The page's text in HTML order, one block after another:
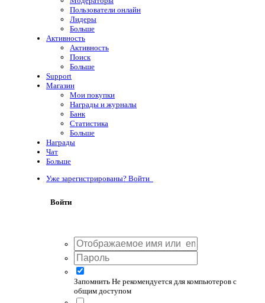
Пользователи онлайн
Лидеры
Больше
Активность
Активность
Поиск
Больше
Support
Магазин
Мои покупки
Награды и журналы
Банк
Статистика
Больше
Награды
Чат
Больше
Уже зарегистрированы? Войти
Войти
Запомнить Не рекомендуется для компьютеров с
общим доступом